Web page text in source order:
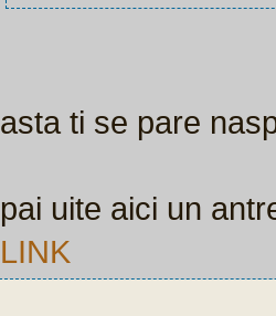
asta ti se pare
pai uite aici un
LINK